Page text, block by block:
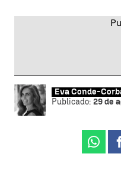
Eva Conde-
Publicado: 29 de